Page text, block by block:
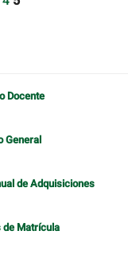
Docente
General
de Adquisiciones
de Matrícula